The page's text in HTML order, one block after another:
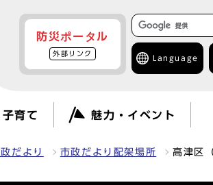
防災ポータル
外部リンク
Language
育て 魅力・イベント
だより 市政だより配架場所 高津区